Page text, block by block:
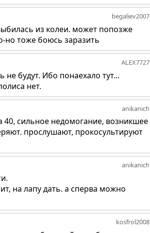
begaliev2007
из колеи. может попозже
но тоже боюсь заразить
ALEX7727
будут. Ибо понаехало тут...
нет.
anikanich
40, сильное недомогание, возникшее
прослушают, прокосультируют
anikanich
на лапу дать. а сперва можно
kosfrol2008